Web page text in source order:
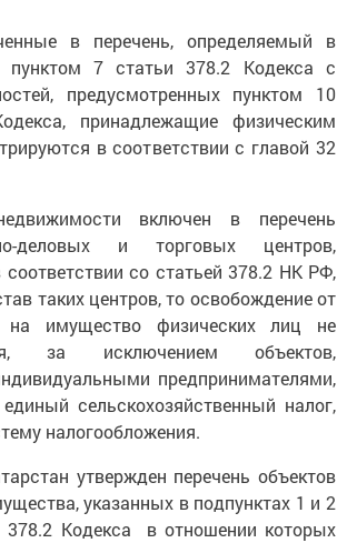
в перечень, определяемый в
пунктом 7 статьи 378.2 Кодекса с
предусмотренных пунктом 10
принадлежащие физическим
в соответствии с главой 32
включен в перечень
деловых и торговых центров,
со статьей 378.2 НК РФ,
таких центров, то освобождение от
на имущество физических лиц не
за исключением объектов,
предпринимателями,
сельскохозяйственный налог,
налогообложения.
утвержден перечень объектов
указанных в подпунктах 1 и 2
378.2 Кодекса в отношении которых